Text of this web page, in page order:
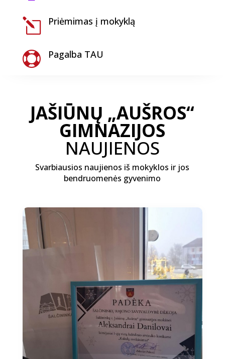
l Priėmimas į mokyklą
 Pagalba TAU
JAŠIŪNŲ „AUŠROS“
GIMNAZIJOS
NAUJIENOS
Svarbiausios naujienos iš mokyklos ir jos
bendruomenės gyvenimo